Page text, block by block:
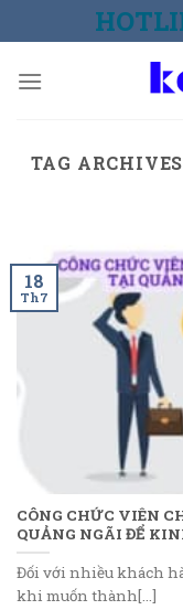
to
TAG
CÔNG CHỨC VIÊN
QUẢNG NGÃI ĐỂ
Đối với nhiều khách
khi muốn thành[...]
18
Th7